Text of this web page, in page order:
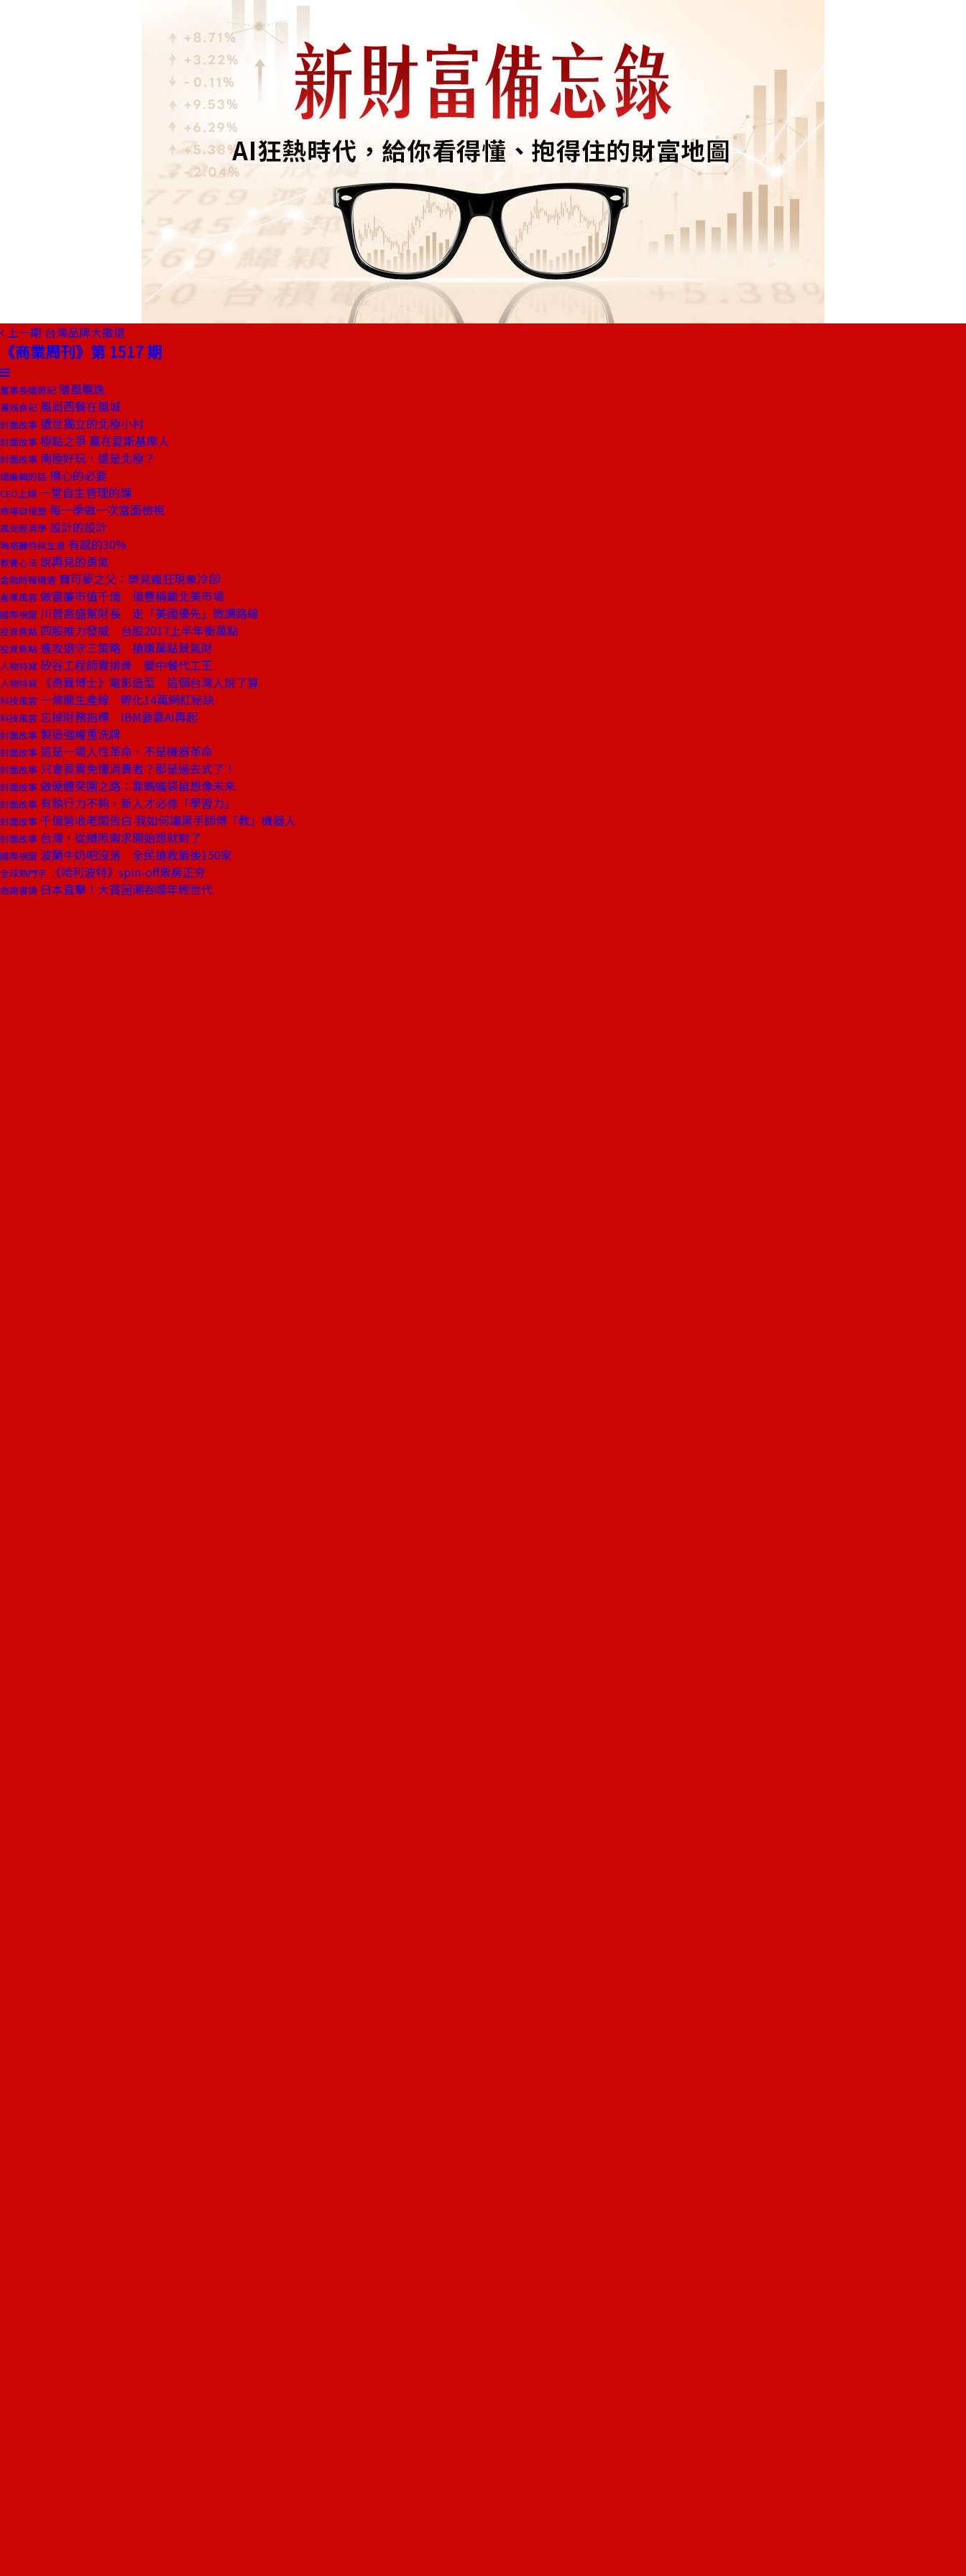
上一期 台灣品牌大撤退
《商業周刊》第 1517 期
董事長嬉遊記 隨風飄逸
饕姊食記 風尚西餐在風城
封面故事 遺世獨立的北極小村
封面故事 極點之爭 贏在愛斯基摩人
封面故事 南極好玩，還是北極？
總編輯的話 摘心的必要
CEO上線 一堂自主管理的課
商場自慢塾 每一季做一次當面檢視
風尚經濟學 設計的設計
瑪格麗特談生意 有感的30%
教養心法 說再見的勇氣
金融時報精選 寶可夢之父：樂見瘋狂現象冷卻
產業風雲 做窗簾市值千億 億豐稱霸北美市場
國際視窗 川普高盛幫財長 走「美國優先」微調路線
投資焦點 四股推力發威 台股2017上半年衝萬點
投資焦點 進攻退守三策略 搶賺萬點景氣財
人物特寫 矽谷工程師賣排骨 變中餐代工王
人物特寫 《奇異博士》電影造型 這個台灣人說了算
科技風雲 一條龍生產線 孵化14萬網紅秘訣
科技風雲 忘掉財務指標 IBM要靠AI再起
封面故事 製造強權重洗牌
封面故事 這是一場人性革命，不是機器革命
封面故事 只會買賣免懂消費者？那是過去式了！
封面故事 做硬體突圍之路：靠螞蟻袋鼠想像未來
封面故事 有執行力不夠，新人才必修「學習力」
封面故事 千億營收老闆告白 我如何讓黑手師傅「教」機器人
封面故事 台灣，從縫隙需求開始想就對了
國際視窗 波蘭牛奶吧沒落 全民搶救最後150家
全球熱門字 《哈利波特》spin-off票房正夯
商周書摘 日本直擊！大貧困潮吞噬年輕世代